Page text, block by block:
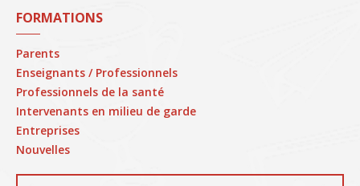
FORMATIONS
Parents
Enseignants / Professionnels
Professionnels de la santé
Intervenants en milieu de garde
Entreprises
Nouvelles